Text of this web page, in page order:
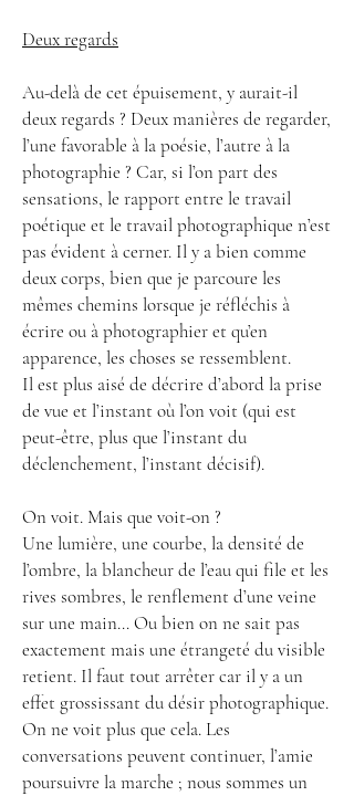
Deux regards
Au-delà de cet épuisement, y aurait-il
deux regards ? Deux manières de regarder,
l’une favorable à la poésie, l’autre à la
photographie ? Car, si l’on part des
sensations, le rapport entre le travail
poétique et le travail photographique n’est
pas évident à cerner. Il y a bien comme
deux corps, bien que je parcoure les
mêmes chemins lorsque je réfléchis à
écrire ou à photographier et qu’en
apparence, les choses se ressemblent.
Il est plus aisé de décrire d’abord la prise
de vue et l’instant où l’on voit (qui est
peut-être, plus que l’instant du
déclenchement, l’instant décisif).
On voit. Mais que voit-on ?
Une lumière, une courbe, la densité de
l’ombre, la blancheur de l’eau qui file et les
rives sombres, le renflement d’une veine
sur une main… Ou bien on ne sait pas
exactement mais une étrangeté du visible
retient. Il faut tout arrêter car il y a un
effet grossissant du désir photographique.
On ne voit plus que cela. Les
conversations peuvent continuer, l’amie
poursuivre la marche ; nous sommes un